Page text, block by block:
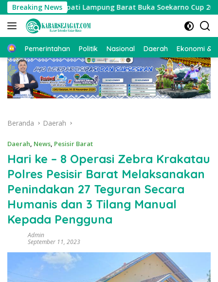
Langsung
ke
konten
Breaking News
Bupati Lampung Barat Buka Soekarno Cup 2026,
Beranda
Pemerintahan Politik Nasional Daerah Ekonomi &
Beranda Daerah
Daerah News Pesisir Barat
Hari ke – 8 Operasi Zebra Krakatau
Polres Pesisir Barat Melaksanakan
Penindakan 27 Teguran Secara
Humanis dan 3 Tilang Manual
Kepada Pengguna
Admin
September 11, 2023